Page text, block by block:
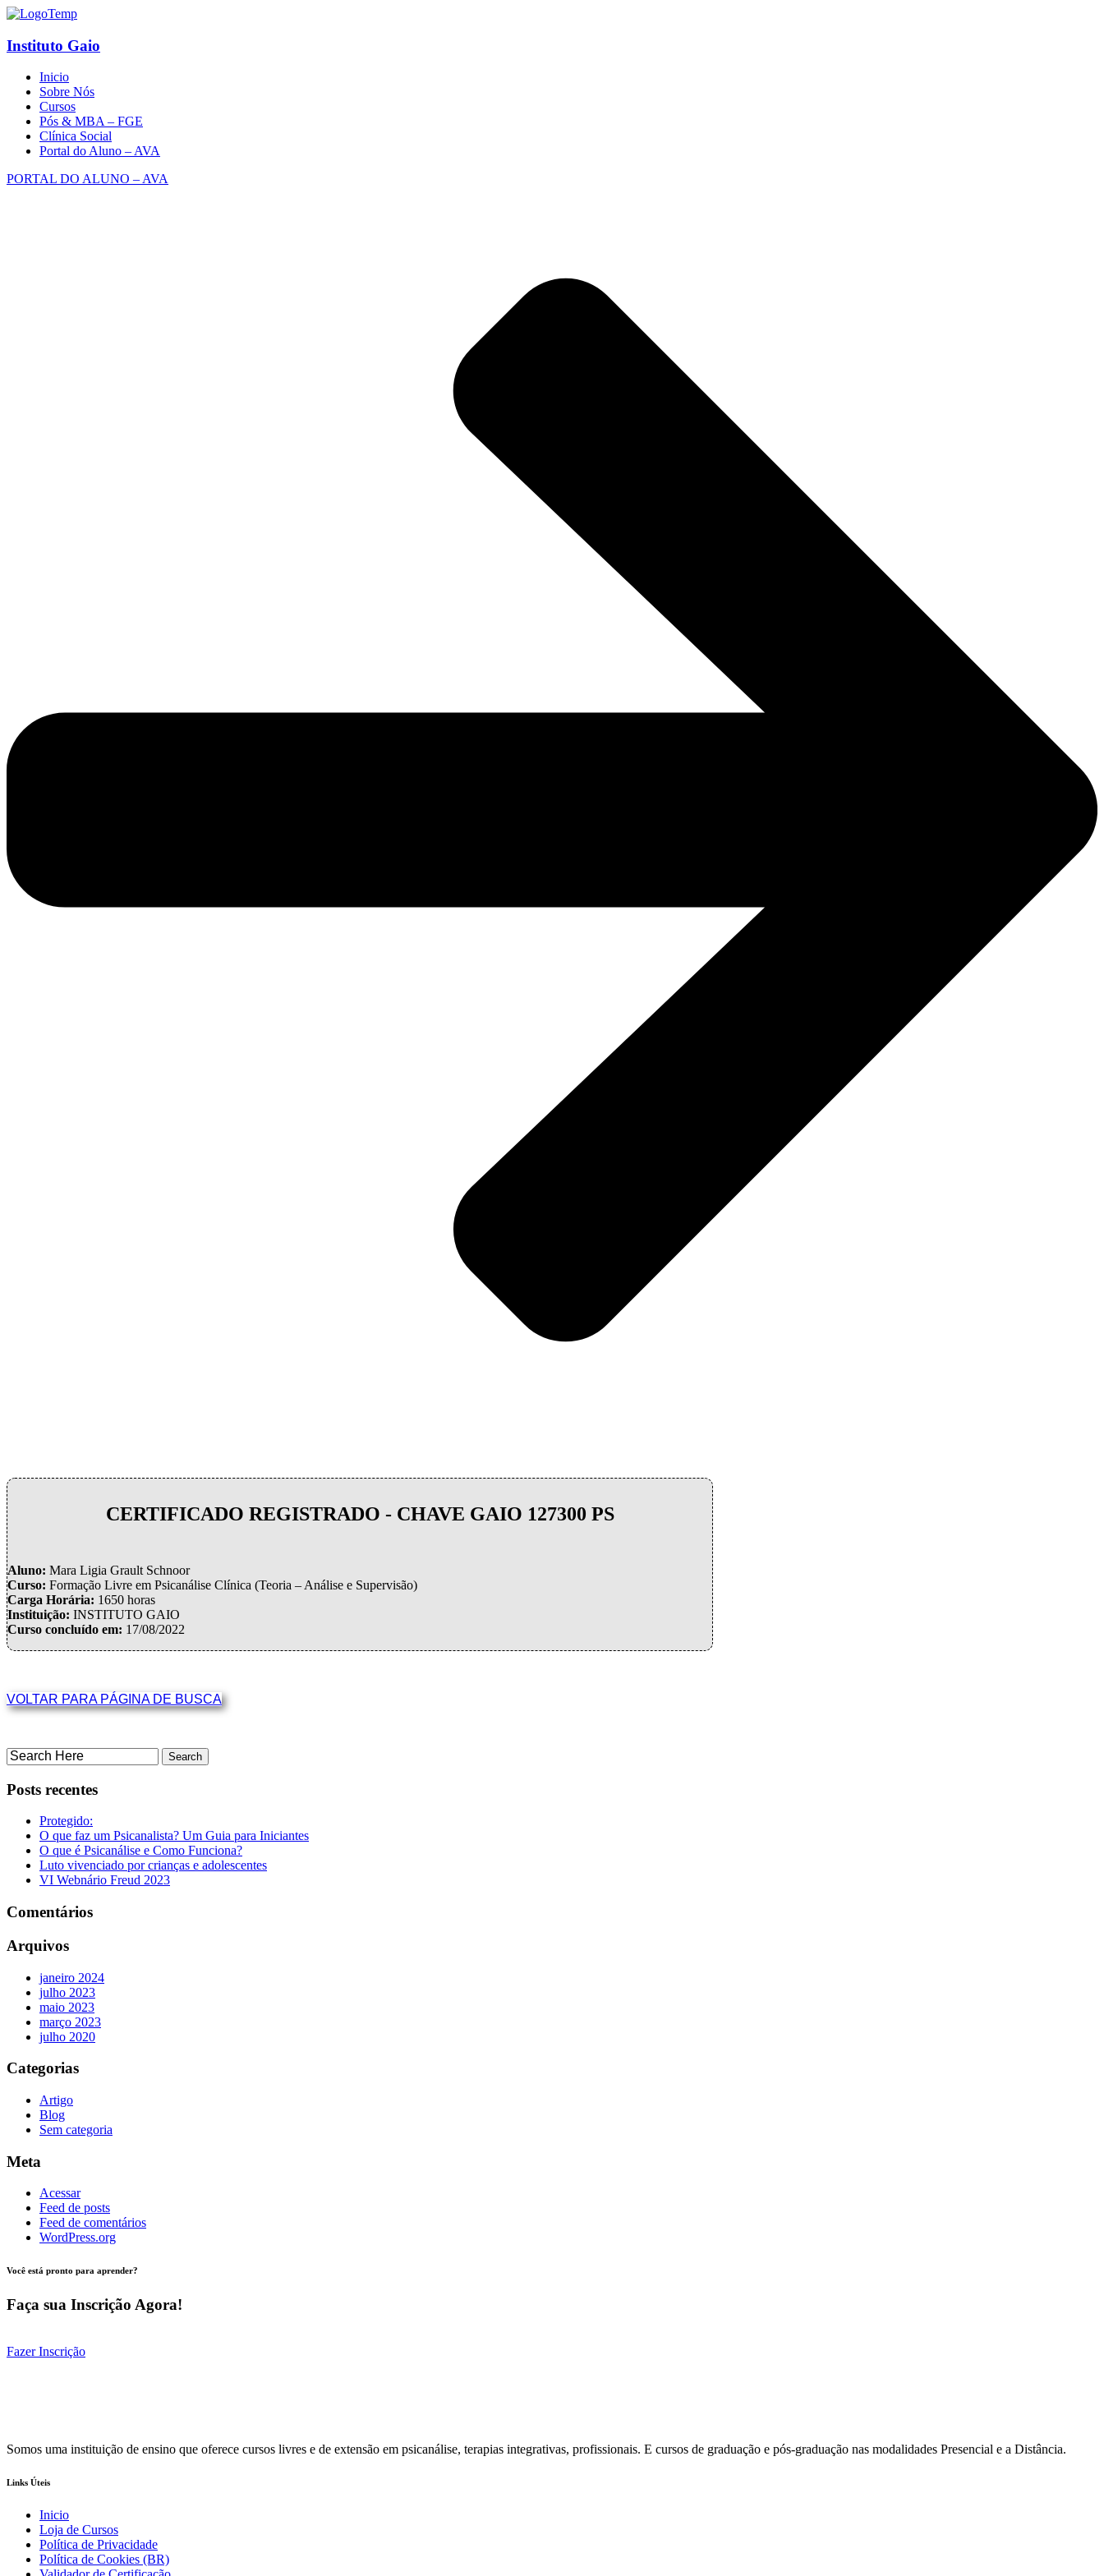
Instituto Gaio
Inicio
Sobre Nós
Cursos
Pós & MBA – FGE
Clínica Social
Portal do Aluno – AVA
PORTAL DO ALUNO – AVA
CERTIFICADO REGISTRADO - CHAVE GAIO 127300 PS
Aluno: Mara Ligia Grault Schnoor
Curso: Formação Livre em Psicanálise Clínica (Teoria – Análise e Supervisão)
Carga Horária: 1650 horas
Instituição: INSTITUTO GAIO
Curso concluído em: 17/08/2022
VOLTAR PARA PÁGINA DE BUSCA
Posts recentes
Protegido:
O que faz um Psicanalista? Um Guia para Iniciantes
O que é Psicanálise e Como Funciona?
Luto vivenciado por crianças e adolescentes
VI Webnário Freud 2023
Comentários
Arquivos
janeiro 2024
julho 2023
maio 2023
março 2023
julho 2020
Categorias
Artigo
Blog
Sem categoria
Meta
Acessar
Feed de posts
Feed de comentários
WordPress.org
Você está pronto para aprender?
Faça sua Inscrição Agora!
Fazer Inscrição
Somos uma instituição de ensino que oferece cursos livres e de extensão em psicanálise, terapias integrativas, profissionais. E cursos de graduação e pós-graduação nas modalidades Presencial e a Distância.
Links Úteis
Inicio
Loja de Cursos
Política de Privacidade
Política de Cookies (BR)